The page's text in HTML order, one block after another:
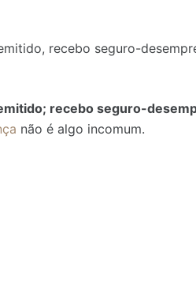
recebo seguro-
recebo seguro-
não é algo incomum.